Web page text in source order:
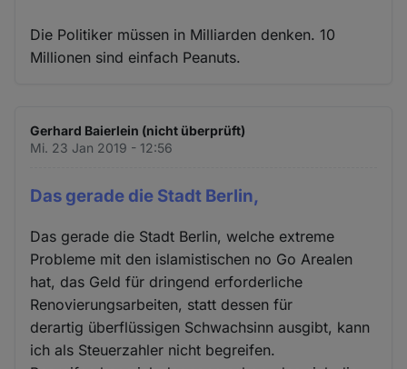
Die Politiker müssen in Milliarden denken. 10
Millionen sind einfach Peanuts.
Gerhard Baierlein (nicht überprüft)
Mi. 23 Jan 2019 - 12:56
Das gerade die Stadt Berlin,
Das gerade die Stadt Berlin, welche extreme
Probleme mit den islamistischen no Go Arealen
hat, das Geld für dringend erforderliche
Renovierungsarbeiten, statt dessen für
derartig überflüssigen Schwachsinn ausgibt, kann
ich als Steuerzahler nicht begreifen.